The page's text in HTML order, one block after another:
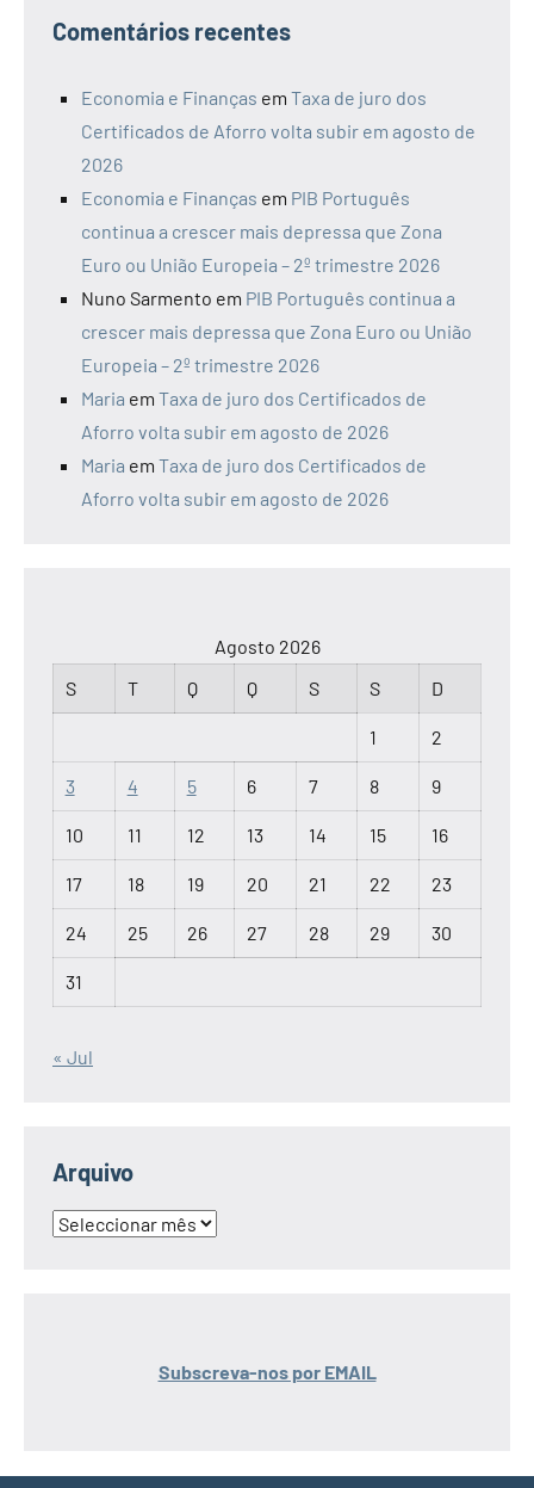
Comentários recentes
Economia e Finanças em Taxa de juro dos
Certificados de Aforro volta subir em agosto de
2026
Economia e Finanças em PIB Português
continua a crescer mais depressa que Zona
Euro ou União Europeia – 2º trimestre 2026
Nuno Sarmento em PIB Português continua a
crescer mais depressa que Zona Euro ou União
Europeia – 2º trimestre 2026
Maria em Taxa de juro dos Certificados de
Aforro volta subir em agosto de 2026
Maria em Taxa de juro dos Certificados de
Aforro volta subir em agosto de 2026
Agosto 2026
S
T Q Q S S D
1 2
3 4 5 6 7 8 9
10 11 12 13 14 15 16
17 18 19 20 21 22 23
24 25 26 27 28 29 30
31
« Jul
Arquivo
Arquivo
Subscreva-nos por EMAIL